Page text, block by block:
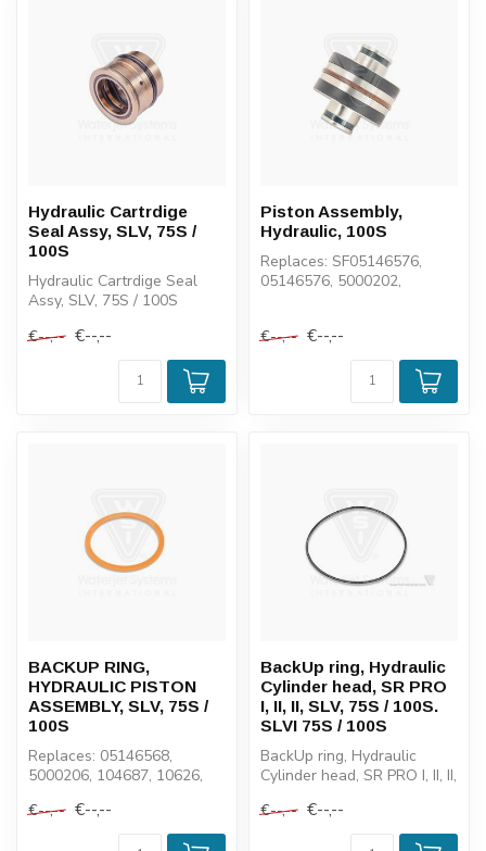
Hydraulic Cartrdige
Seal Assy, SLV, 75S /
100S
Hydraulic Cartrdige Seal
Assy, SLV, 75S / 100S
€--,-- €--,--
Piston Assembly,
Hydraulic, 100S
Replaces: SF05146576,
05146576, 5000202,
€--,-- €--,--
BACKUP RING,
HYDRAULIC PISTON
ASSEMBLY, SLV, 75S /
100S
Replaces: 05146568,
5000206, 104687, 10626,
€--,-- €--,--
BackUp ring, Hydraulic
Cylinder head, SR PRO
I, II, II, SLV, 75S / 100S.
SLVI 75S / 100S
BackUp ring, Hydraulic
Cylinder head, SR PRO I, II, II,
€--,-- €--,--